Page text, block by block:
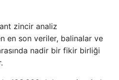
zincir analiz
en son veriler, balinalar ve
nadir bir fikir birliği